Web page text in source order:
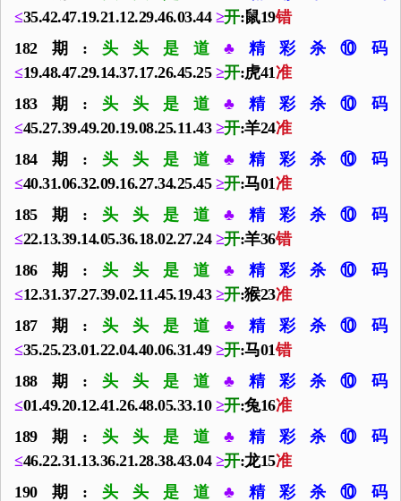
≤35.42.47.19.21.12.29.46.03.44≥开:鼠19错
182期: 头头是道♣精彩杀⑩码
≤19.48.47.29.14.37.17.26.45.25≥开:虎41准
183期: 头头是道♣精彩杀⑩码
≤45.27.39.49.20.19.08.25.11.43≥开:羊24准
184期: 头头是道♣精彩杀⑩码
≤40.31.06.32.09.16.27.34.25.45≥开:马01准
185期: 头头是道♣精彩杀⑩码
≤22.13.39.14.05.36.18.02.27.24≥开:羊36错
186期: 头头是道♣精彩杀⑩码
≤12.31.37.27.39.02.11.45.19.43≥开:猴23准
187期: 头头是道♣精彩杀⑩码
≤35.25.23.01.22.04.40.06.31.49≥开:马01错
188期: 头头是道♣精彩杀⑩码
≤01.49.20.12.41.26.48.05.33.10≥开:兔16准
189期: 头头是道♣精彩杀⑩码
≤46.22.31.13.36.21.28.38.43.04≥开:龙15准
190期: 头头是道♣精彩杀⑩码